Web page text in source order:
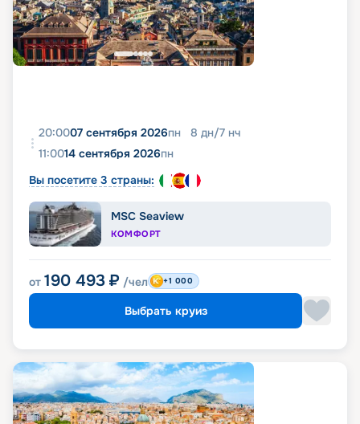
20:0007 сентября 2026пн 8 дн/7 нч
11:0014 сентября 2026пн
Вы посетите 3 страны:
MSC Seaview
КОМФОРТ
от 190 493 ₽ /чел +1 000
Выбрать круиз